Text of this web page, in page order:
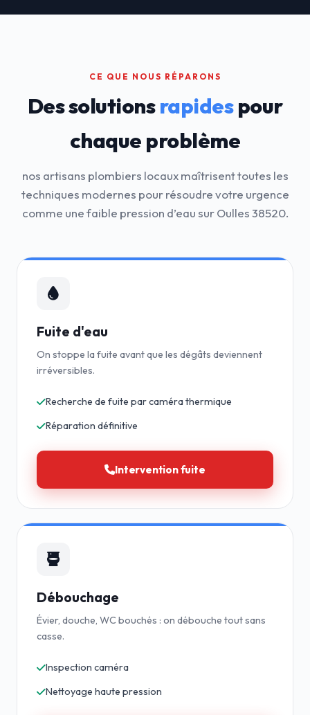
CE QUE NOUS RÉPARONS
Des solutionsrapidespour
chaque problème
nos artisans plombiers locaux maîtrisent toutes les
techniques modernes pour résoudre votre urgence
comme une faible pression d’eau sur Oulles 38520.
Fuite d'eau
On stoppe la fuite avant que les dégâts deviennent
irréversibles.
Recherche de fuite par caméra thermique
Réparation définitive
Intervention fuite
Débouchage
Évier, douche, WC bouchés : on débouche tout sans
casse.
Inspection caméra
Nettoyage haute pression